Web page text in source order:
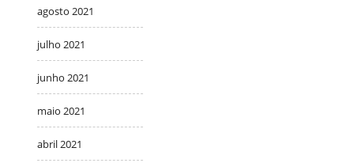
agosto 2021
julho 2021
junho 2021
maio 2021
abril 2021